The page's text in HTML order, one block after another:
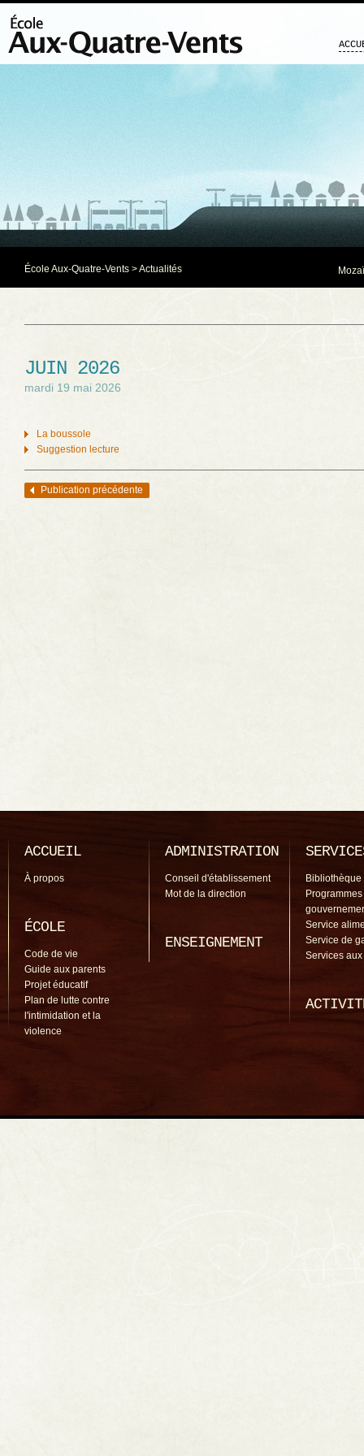
École Aux-Quatre-Vents >Actualités
JUIN 2026
mardi 19 mai 2026
La boussole
Suggestion lecture
Navigation des articles
Publication précédente
ACCUEIL
À propos
ÉCOLE
Code de vie
Guide aux parents
Projet éducatif
Plan de lutte contre
l'intimidation et la
violence
ADMINISTRATION
Conseil d'établissement
Mot de la direction
ENSEIGNEMENT
Bibliothèque
Programmes
Service
Service de
Services